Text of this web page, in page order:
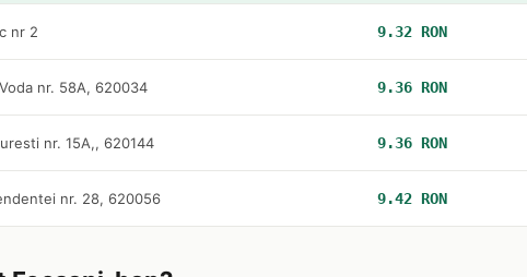
nr 2 9.32 RON
nr. 58A, 620034 9.36 RON
nr. 15A,, 620144 9.36 RON
nr. 28, 620056 9.42 RON